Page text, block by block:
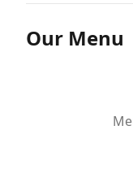
Our Menu